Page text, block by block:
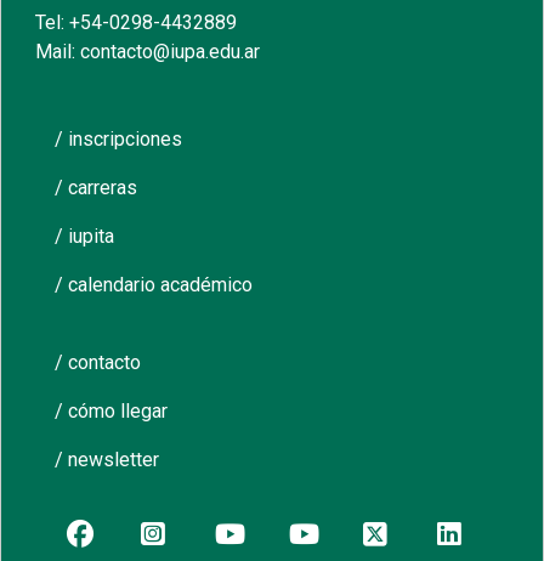
Tel: +54-0298-4432889
Mail: contacto@iupa.edu.ar
/ inscripciones
/ carreras
/ iupita
/ calendario académico
/ contacto
/ cómo llegar
/ newsletter